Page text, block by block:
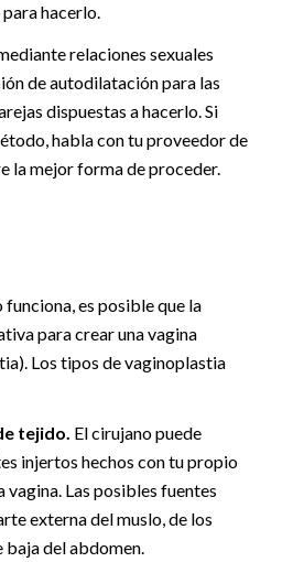
hacerlo.
relaciones sexuales
de autodilatación para las
dispuestas a hacerlo. Si
habla con tu proveedor de
la mejor forma de proceder.
es posible que la
para crear una vagina
Los tipos de vaginoplastia
tejido. El cirujano puede
injertos hechos con tu propio
vagina. Las posibles fuentes
externa del muslo, de los
baja del abdomen.